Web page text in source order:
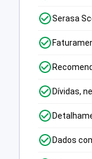
Serasa
Dívidas,
Dados